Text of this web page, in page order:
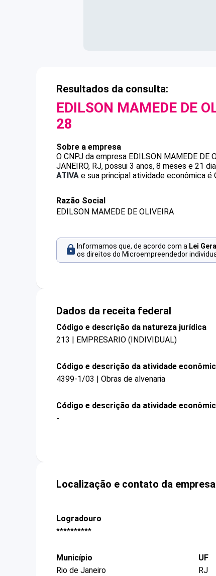
Resultados da consulta:
EDILSON MAMEDE DE
28
Sobre a empresa
O CNPJ da empresa EDILSON MAMEDE DE
JANEIRO, RJ, possui 3 anos, 8 meses e 21
ATIVA e sua principal atividade econômica é
Razão Social
EDILSON MAMEDE DE OLIVEIRA
Informamos que, de acordo com a Lei
os direitos do Microempreendedor
Dados da receita federal
Código e descrição da natureza jurídica
213 | EMPRESARIO (INDIVIDUAL)
Código e descrição da atividade
4399-1/03 | Obras de alvenaria
Código e descrição da atividade
-
Localização e contato da empresa
Logradouro
**********
Município
Rio de Janeiro
UF
RJ